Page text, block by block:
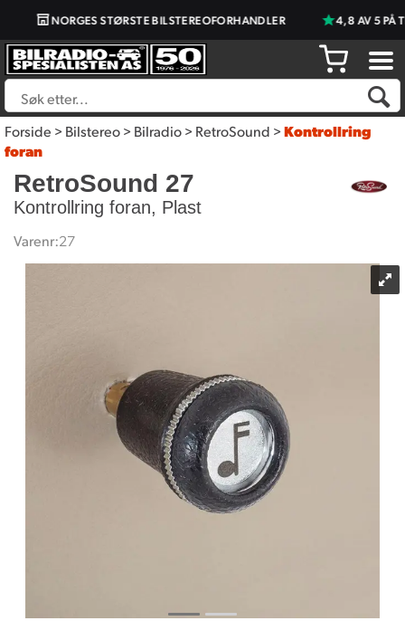
NORGES STØRSTE BILSTEREOFORHANDLER 4,8 AV 5 PÅ
Forside>Bilstereo>Bilradio>RetroSound>Kontrollring
foran
RetroSound 27
Kontrollring foran, Plast
Varenr:27